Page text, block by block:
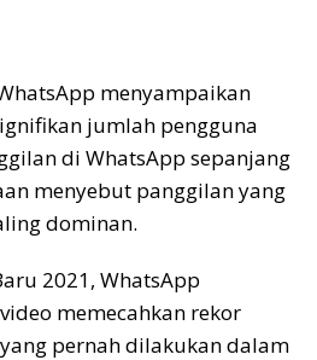
menyampaikan
jumlah pengguna
di WhatsApp sepanjang
menyebut panggilan yang
dominan.
2021, WhatsApp
memecahkan rekor
pernah dilakukan dalam